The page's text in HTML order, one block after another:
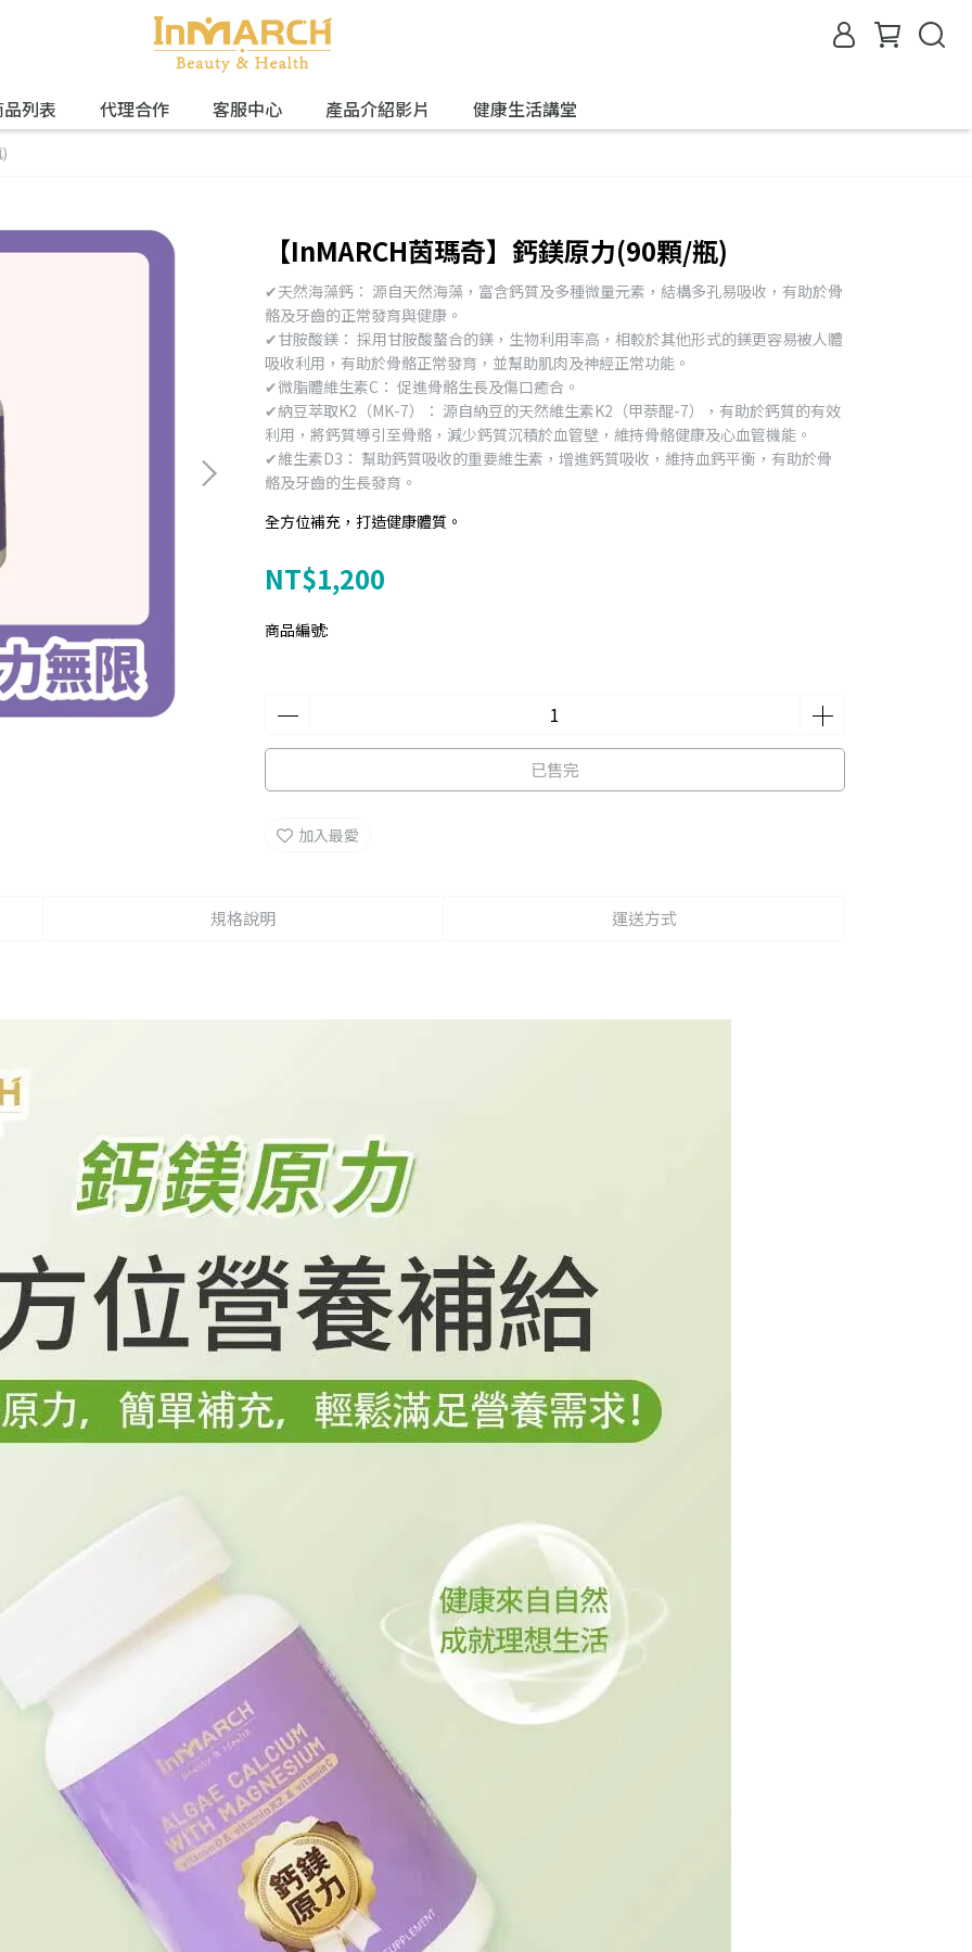
列表 代理合作 客服中心 產品介紹影片 健康生活講堂
【InMARCH茵瑪奇】鈣鎂原力(90顆/瓶)
✔︎天然海藻鈣： 源自天然海藻，富含鈣質及多種微量元素，結構多孔易吸收，有助於骨
骼及牙齒的正常發育與健康。
✔︎甘胺酸鎂： 採用甘胺酸螯合的鎂，生物利用率高，相較於其他形式的鎂更容易被人體
吸收利用，有助於骨骼正常發育，並幫助肌肉及神經正常功能。
✔︎微脂體維生素C： 促進骨骼生長及傷口癒合。
✔︎納豆萃取K2（MK-7）： 源自納豆的天然維生素K2（甲萘醌-7），有助於鈣質的有效
利用，將鈣質導引至骨骼，減少鈣質沉積於血管壁，維持骨骼健康及心血管機能。
✔︎維生素D3： 幫助鈣質吸收的重要維生素，增進鈣質吸收，維持血鈣平衡，有助於骨
骼及牙齒的生長發育。
全方位補充，打造健康體質。
NT$1,200
商品編號:
已售完
加入最愛
規格說明 運送方式